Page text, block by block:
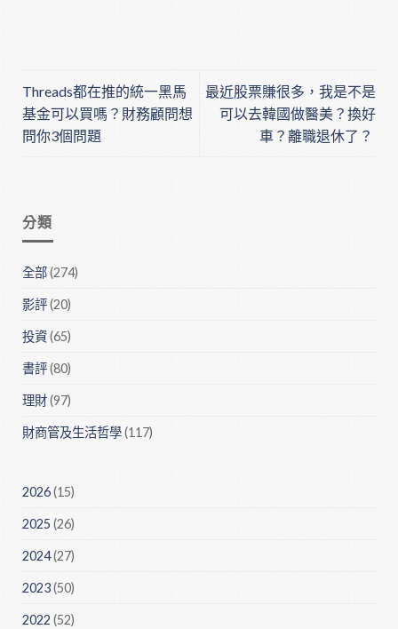
Threads都在推的統一黑馬
基金可以買嗎？財務顧問想
問你3個問題
最近股票賺很多，我是不是
可以去韓國做醫美？換好
車？離職退休了？
分類
全部(274)
影評(20)
投資(65)
書評(80)
理財(97)
財商管及生活哲學(117)
2026(15)
2025 (26)
2024(27)
2023(50)
2022 (52)